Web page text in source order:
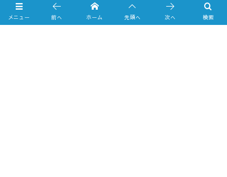
Yahooショッピング店
メニュー 検索
前へ ホーム 先頭へ 次へ